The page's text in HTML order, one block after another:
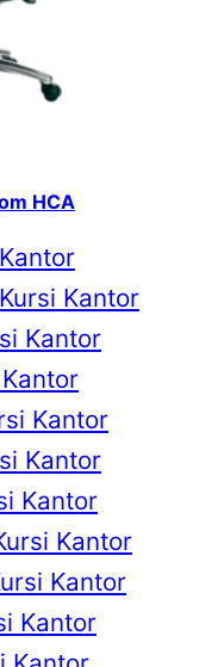
HCA
Kantor
Kantor
Kantor
Kantor
Kantor
Kantor
Kantor
Kantor